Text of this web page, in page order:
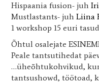
Hispaania fusion- juh
Mustlastants- juh Liina
1 workshop 15 euri
Õhtul osalejate
Peale tantsutihedat
…üheõhtukohvikud,
tantsushowd, töötoad,